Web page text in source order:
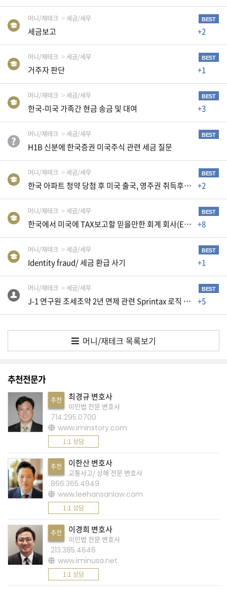
서
새
전
를
찾
습
.
S
K
미
비
속
호
비
방
글
을
금
합
니
다
빈
번
호
머니/재테크 세금/세무 BEST
세금보고 +2
머니/재테크 세금/세무 BEST
거주자 판단 +1
머니/재테크 세금/세무 BEST
한국-미국 가족간 현금 송금 및 대여 +3
머니/재테크 세금/세무 BEST
H1B 신분에 한국증권 미국주식 관련 세금 질문
머니/재테크 세금/세무 BEST
한국 아파트 청약 당첨 후 미국 출국, 영주권 취득후 매매시 양도소득세 문의 +2
머니/재테크 세금/세무 BEST
한국에서 미국에 TAX보고할 믿을만한 회계 회사(Enrolled Agent)를 알려 주세요 +8
머니/재테크 세금/세무 BEST
Identity fraud/ 세금 환급 사기 +1
머니/재테크 세금/세무 BEST
J-1 연구원 조세조약 2년 면제 관련 Sprintax 로직 오류 및 종이 신고 문의 +5
머니/재테크 목록보기
추천전문가
추천 최경규 변호사
이민법 전문 변호사
714.295.0700
www.iminstory.com
1:1 상담
추천 이한산 변호사
교통사고/ 상해 전문 변호사
866.365.4949
www.leehansanlaw.com
1:1 상담
추천 이경희 변호사
이민법 전문 변호사
213.385.4646
www.iminusa.net
1:1 상담